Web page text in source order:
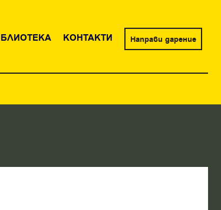
КОНТАКТИ Направи дарение